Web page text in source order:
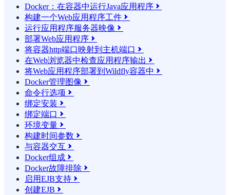
Docker：在容器中运行Java应用程序 
构建一个Web应用程序工件 
运行应用程序服务器映像 
部署Web应用程序 
将容器http端口映射到主机端口 
在Web浏览器中检查应用程序输出 
将Web应用程序部署到Wildfly容器中 
Docker管理图像 
命令行选项 
绑定安装 
绑定端口 
环境变量 
构建时间参数 
与容器交互 
Docker组成 
Docker故障排除 
启用EJB支持 
创建EJB 